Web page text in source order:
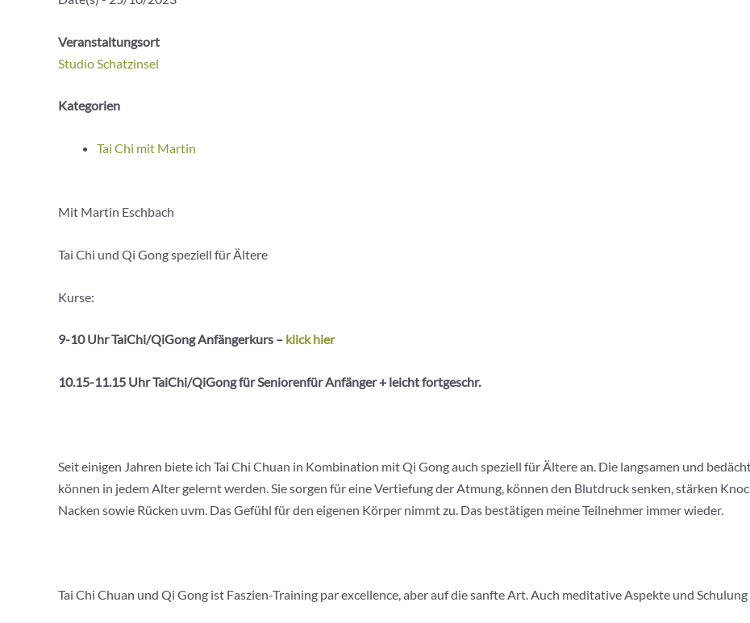
Veranstaltungsort
Studio Schatzinsel
Kategorien
Tai Chi mit Martin
Mit Martin Eschbach
Tai Chi und Qi Gong speziell für Ältere
Kurse:
9-10 UhrTaiChi/QiGongAnfängerkurs – klick hier
10.15-11.15 UhrTaiChi/QiGongfürSeniorenfürAnfänger + leichtfortgeschr.
Seit einigen Jahren biete ich Tai Chi Chuan in Kombination mit Qi Gong auch speziell für Ältere an. Die langsamen und
können in jedem Alter gelernt werden. Sie sorgen für eine Vertiefung der Atmung, können den Blutdruck senken, stärken
Nacken sowie Rücken uvm. Das Gefühl für den eigenen Körper nimmt zu. Das bestätigen meine Teilnehmer immer wieder.
Tai Chi Chuan und Qi Gong ist Faszien-Training par excellence, aber auf die sanfte Art. Auch meditative Aspekte und